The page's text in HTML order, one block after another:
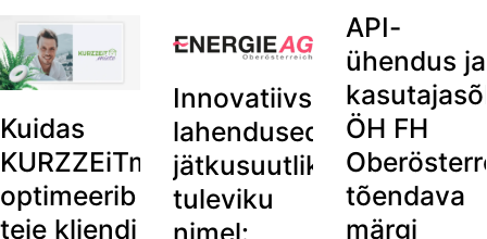
API-
ühendus ja
ÖH FH
tõendava
märgi
Kuidas
KURZZEiTmiete
optimeerib
teie kliendi
Innovatiivsed
lahendused
jätkusuutliku
tuleviku